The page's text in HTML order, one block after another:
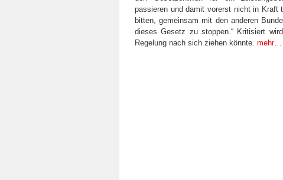
passieren und damit vorerst nicht in Kraft
bitten, gemeinsam mit den anderen
dieses Gesetz zu stoppen.“ Kritisiert
Regelung nach sich ziehen könnte. mehr…